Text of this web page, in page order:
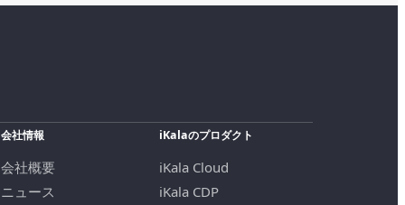
会社情報
会社概要
ニュース
iKalaのプロダクト
iKala Cloud
iKala CDP